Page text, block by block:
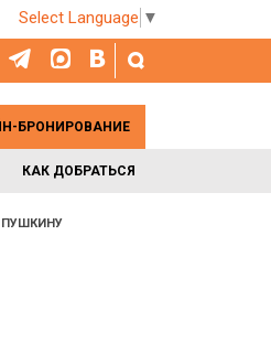
Select Language ▼
КАК ДОБРАТЬСЯ
БРОНИРОВАНИЕ
ПУШКИНУ